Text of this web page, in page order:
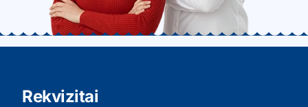
Rekvizitai